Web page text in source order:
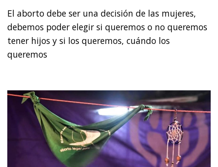
El aborto debe ser una decisión de las mujeres,
debemos poder elegir si queremos o no queremos
tener hijos y si los queremos, cuándo los
queremos